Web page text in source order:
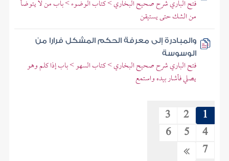
فتح الباري شرح صحيح البخاري > كتاب الوضوء > باب من لا يتوضأ
من الشك حتى يستيقن
والمبادرة إلى معرفة الحكم المشكل فرارا من
الوسوسة
فتح الباري شرح صحيح البخاري > كتاب السهو > باب إذا كلم وهو
يصلي فأشار بيده واستمع
1
2
3
4
5
6
7